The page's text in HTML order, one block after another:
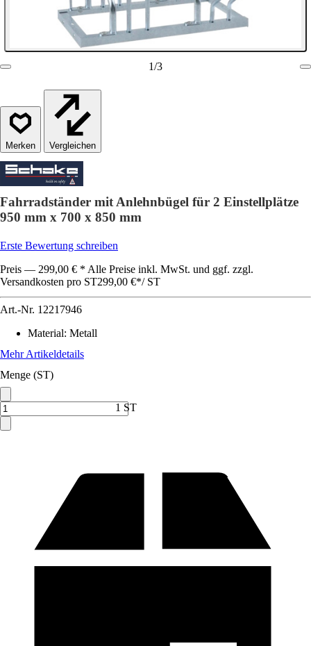
1/3
Vergleichen
Fahrradständer mit Anlehnbügel für 2 Einstellplätze
950 mm x 700 x 850 mm
Erste Bewertung schreiben
Preis — 299,00 € * Alle Preise inkl. MwSt. und ggf. zzgl.
Versandkosten pro ST299,00 €*/ ST
Art.-Nr. 12217946
Material: Metall
Mehr Artikeldetails
Menge (ST)
1 ST